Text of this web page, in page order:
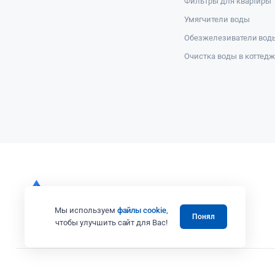
Умягчители воды
Обезжелезиватели
Очистка воды в
Мы используем файлы cookie,
чтобы улучшить сайт для Вас!
Понял